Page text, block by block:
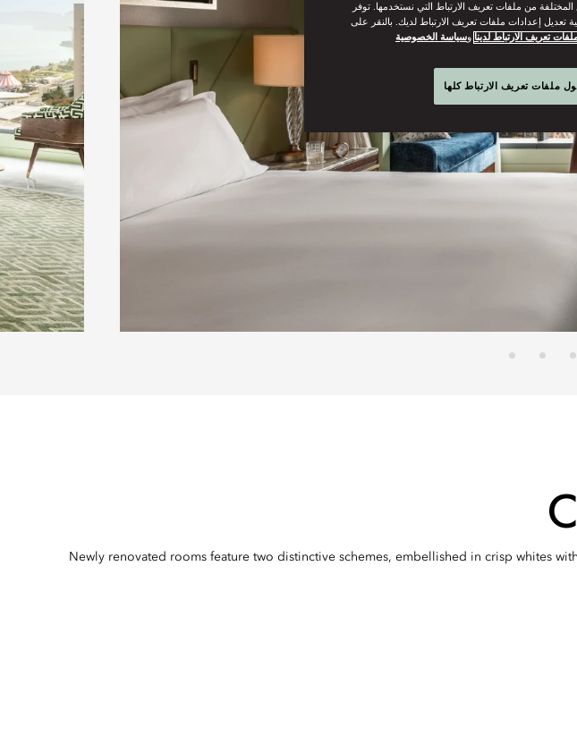
Newly renovated rooms feature two distinctive schemes, embellished in crisp whites
من ملفات تعريف الارتباط التي نستخدمها. توفر
تعديل إعدادات ملفات تعريف الارتباط لديك. بالنقر على
تعريف الارتباط لدينا وسياسة الخصوصية
ملفات تعريف الارتباط كلها